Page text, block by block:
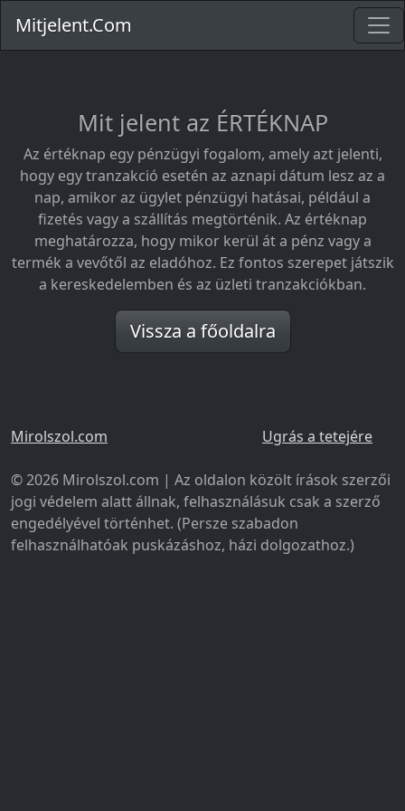
Mitjelent.Com
Mit jelent az ÉRTÉKNAP
Az értéknap egy pénzügyi fogalom, amely azt jelenti,
hogy egy tranzakció esetén az aznapi dátum lesz az a
nap, amikor az ügylet pénzügyi hatásai, például a
fizetés vagy a szállítás megtörténik. Az értéknap
meghatározza, hogy mikor kerül át a pénz vagy a
termék a vevőtől az eladóhoz. Ez fontos szerepet játszik
a kereskedelemben és az üzleti tranzakciókban.
Vissza a főoldalra
Ugrás a tetejére
Mirolszol.com
© 2026 Mirolszol.com | Az oldalon közölt írások szerzői
jogi védelem alatt állnak, felhasználásuk csak a szerző
engedélyével történhet. (Persze szabadon
felhasználhatóak puskázáshoz, házi dolgozathoz.)